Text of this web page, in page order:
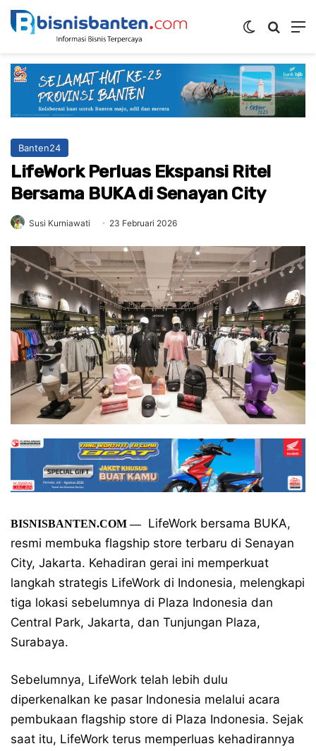
Switch skin
Banten24
LifeWork Perluas Ekspansi Ritel
Bersama BUKA di Senayan City
Susi Kurniawati 23 Februari 2026
BISNISBANTEN.COM—LifeWork bersama BUKA,
resmi membuka flagship store terbaru di Senayan
City, Jakarta. Kehadiran gerai ini memperkuat
langkah strategis LifeWork di Indonesia, melengkapi
tiga lokasi sebelumnya di Plaza Indonesia dan
Central Park, Jakarta, dan Tunjungan Plaza,
Surabaya.
Sebelumnya, LifeWork telah lebih dulu
diperkenalkan ke pasar Indonesia melalui acara
pembukaan flagship store di Plaza Indonesia. Sejak
saat itu, LifeWork terus memperluas kehadirannya